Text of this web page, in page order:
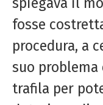
fosse
procedura, a
suo
trafila per